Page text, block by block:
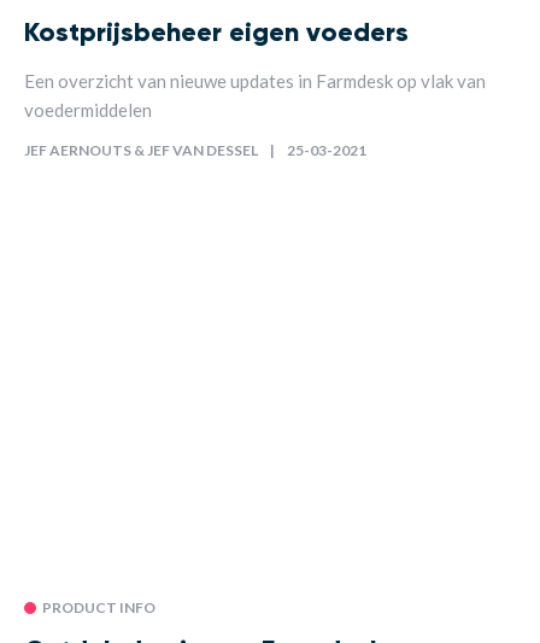
Kostprijsbeheer eigen voeders
Een overzicht van nieuwe updates in Farmdesk op vlak van
voedermiddelen
JEF AERNOUTS & JEF VAN DESSEL 25-03-2021
PRODUCT INFO